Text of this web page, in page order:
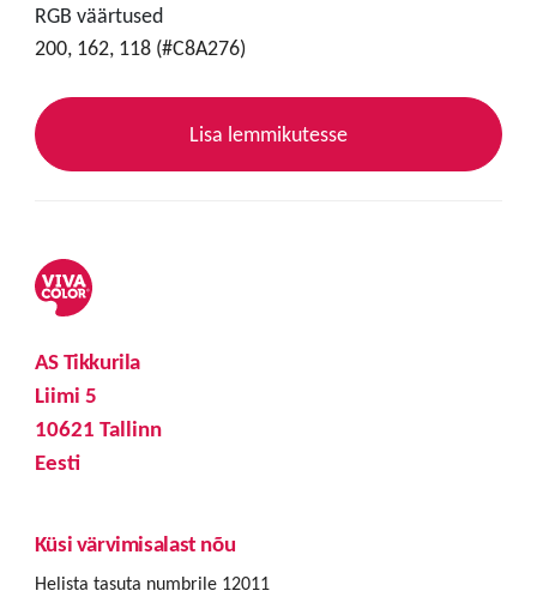
RGB väärtused
200, 162, 118 (#C8A276)
Lisa lemmikutesse
AS Tikkurila
Liimi 5
10621 Tallinn
Eesti
Küsi värvimisalast nõu
Helista tasuta numbrile 12011